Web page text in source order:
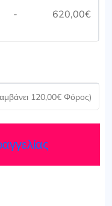
- 620,00€
120,00€ Φόρος)